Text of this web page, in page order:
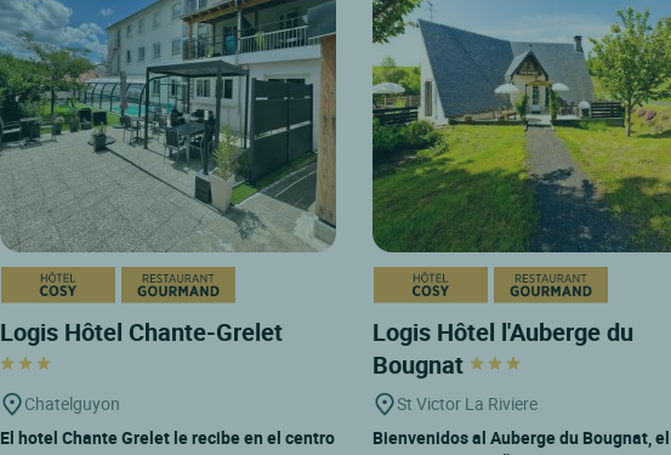
Logis Hôtel Chante-Grelet
Chatelguyon
El hotel Chante Grelet le recibe en el centro
Logis Hôtel l'Auberge du
Bougnat
St Victor La Riviere
Bienvenidos al Auberge du Bougnat, el